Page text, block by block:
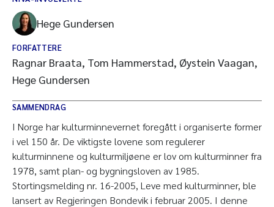
Hege Gundersen
FORFATTERE
Ragnar Braata, Tom Hammerstad, Øystein Vaagan,
Hege Gundersen
SAMMENDRAG
I Norge har kulturminnevernet foregått i organiserte former
i vel 150 år. De viktigste lovene som regulerer
kulturminnene og kulturmiljøene er lov om kulturminner fra
1978, samt plan- og bygningsloven av 1985.
Stortingsmelding nr. 16-2005, Leve med kulturminner, ble
lansert av Regjeringen Bondevik i februar 2005. I denne